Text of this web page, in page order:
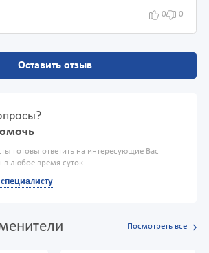
0 0
Оставить отзыв
готовы ответить на интересующие Вас
в любое время суток.
Посмотреть все